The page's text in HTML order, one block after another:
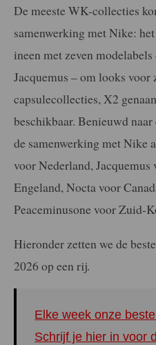
De meeste WK-collecties
samenwerking met Nike:
ineen met zeven
Jacquemus – om looks voor
capsulecollecties, X2
beschikbaar. Benieuwd
de samenwerking met Nike
voor Nederland,
Engeland, Nocta voor
Peaceminusone voor Zuid-
Hieronder zetten we de
2026 op een rij.
Elke week onze
Schrijf je hier in voor